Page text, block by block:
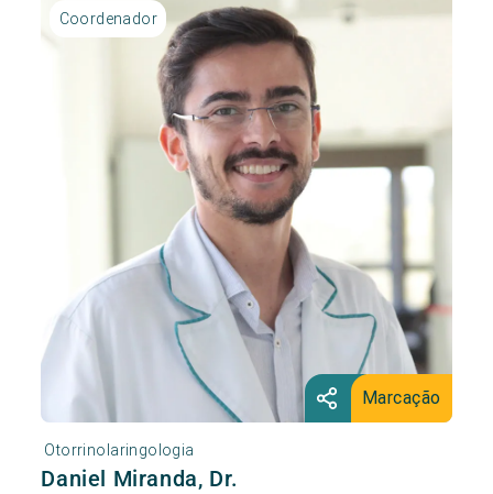
Coordenador
Marcação
Otorrinolaringologia
Daniel Miranda, Dr.